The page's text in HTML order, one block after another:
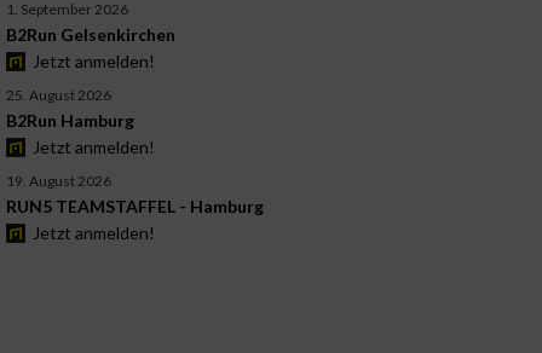
1. September 2026
B2Run Gelsenkirchen
Jetzt anmelden!
25. August 2026
B2Run Hamburg
Jetzt anmelden!
19. August 2026
RUN5 TEAMSTAFFEL - Hamburg
Jetzt anmelden!